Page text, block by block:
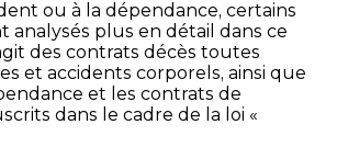
ou à la dépendance, certains
analysés plus en détail dans ce
des contrats décès toutes
et accidents corporels, ainsi que
et les contrats de
dans le cadre de la loi «